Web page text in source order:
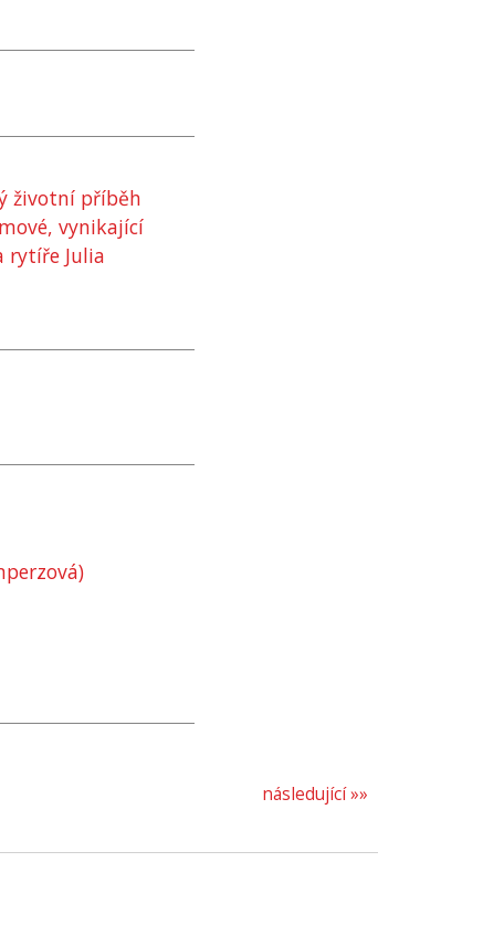
životní příběh
vynikající
rytíře Julia
následující »»